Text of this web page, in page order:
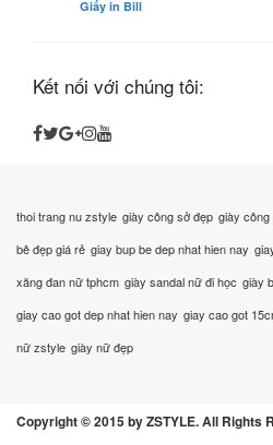
Giấy in Bill
Kết nối với chúng tôi:
thoi trang nu zstyle giày công sở đẹp giày
bê đẹp giá rẻ giay bup be dep nhat hien nay
xăng đan nữ tphcm giày sandal nữ đi học giày
giay cao got dep nhat hien nay giay cao got
nữ zstyle giày nữ đẹp
Copyright © 2015 by ZSTYLE. All Rights